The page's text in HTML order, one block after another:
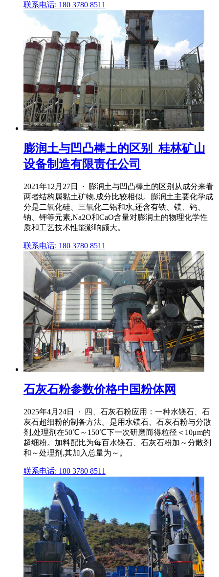
联系电话: 180 3780 8511
膨润土与凹凸棒土的区别_桂林矿山
设备制造有限责任公司
2021年12月27日 · 膨润土与凹凸棒土的区别从成分来看
两者结构属黏土矿物,成分比较相似。膨润土主要化学成
分是二氧化硅、三氧化二铝和水,还含有铁、镁、钙、
钠、钾等元素,Na2O和CaO含量对膨润土的物理化学性
质和工艺技术性能影响颇大。
联系电话: 180 3780 8511
石灰石粉参数价格中国粉体网
2025年4月24日 · 四、石灰石粉应用：一种水镁石、石
灰石超细粉的制备方法。是用水镁石、石灰石粉与分散
剂,处理剂在50℃～150℃下一次研磨而得粒径＜10μm的
超细粉。加料配比为每百水镁石、石灰石粉加～分散剂
和～处理剂,其加入总量为～。
联系电话: 180 3780 8511